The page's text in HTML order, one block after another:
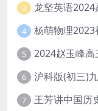
3 龙坚英语
4
5
6
7 王芳讲中国历